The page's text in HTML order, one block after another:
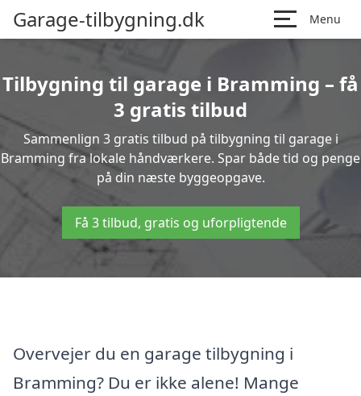
Garage-tilbygning.dk Menu
Tilbygning til garage i Bramming – få
3 gratis tilbud
Sammenlign 3 gratis tilbud på tilbygning til garage i
Bramming fra lokale håndværkere. Spar både tid og penge
på din næste byggeopgave.
Få 3 tilbud, gratis og uforpligtende
Overvejer du en garage tilbygning i
Bramming? Du er ikke alene! Mange